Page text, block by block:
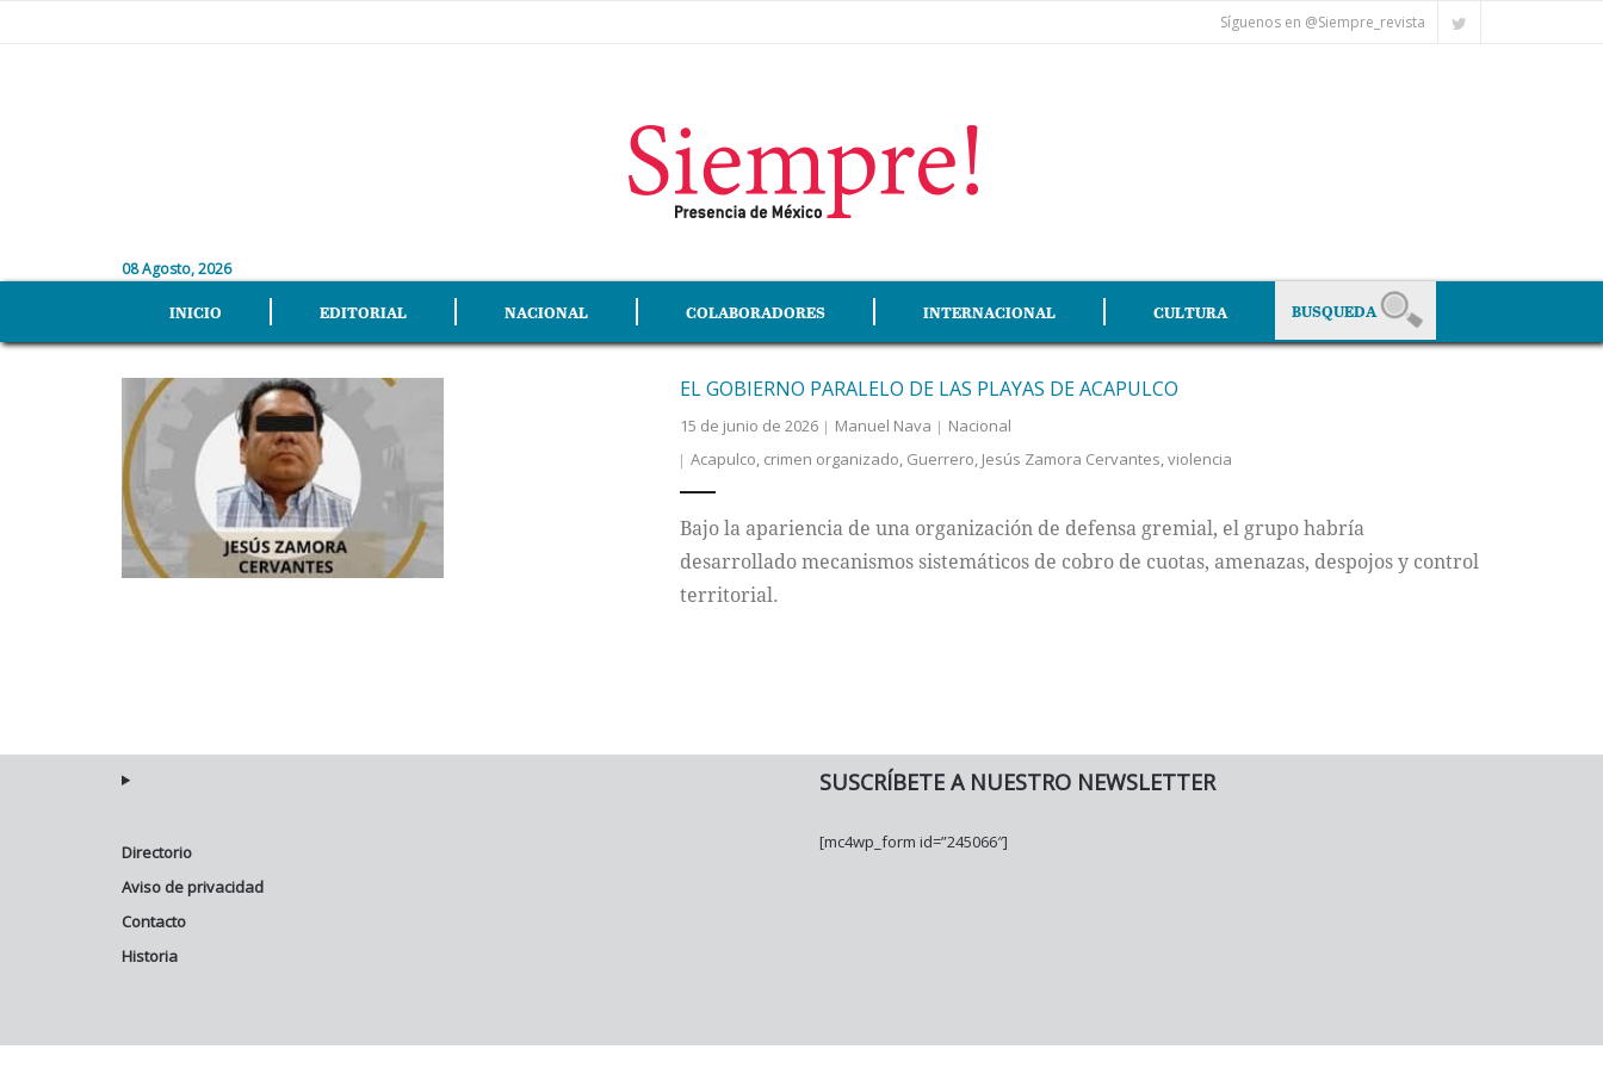
Síguenos en @Siempre_revista
08 Agosto, 2026
INICIO EDITORIAL NACIONAL COLABORADORES INTERNACIONAL CULTURA
EL GOBIERNO PARALELO DE LAS PLAYAS DE ACAPULCO
15 de junio de 2026 Manuel Nava
Nacional
Acapulco, crimen organizado, Guerrero, Jesús Zamora Cervantes,violencia
Bajo la apariencia de una organización de defensa gremial, el grupo habría
desarrollado mecanismos sistemáticos de cobro de cuotas, amenazas, despojos y control
territorial.
Directorio
Aviso de privacidad
Contacto
Historia
SUSCRÍBETE A NUESTRO NEWSLETTER
[mc4wp_form id=”245066″]